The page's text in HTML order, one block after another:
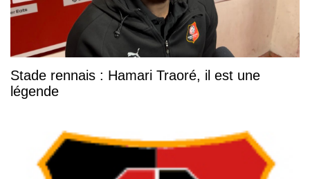
Stade rennais : Hamari Traoré, il est une
légende